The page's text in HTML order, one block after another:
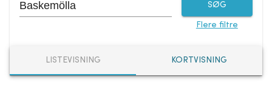
SØG
Flere filtre
LISTEVISNING KORTVISNING